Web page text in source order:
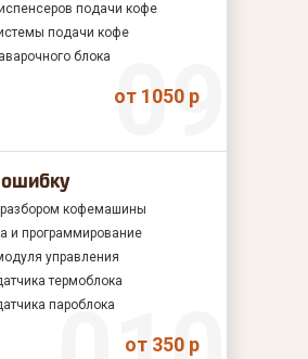
подачи кофе
подачи кофе
блока
от 1050 р
разбором кофемашины
и программирование
управления
термоблока
пароблока
от 350 р